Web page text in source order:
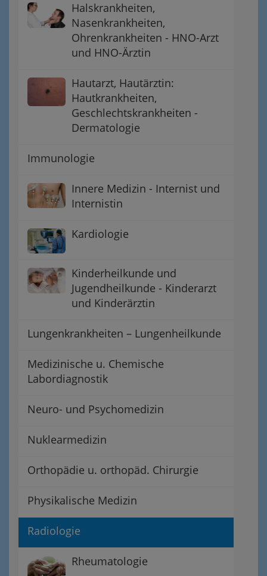
Halskrankheiten,
Nasenkrankheiten,
Ohrenkrankheiten - HNO-Arzt
und HNO-Ärztin
Hautarzt, Hautärztin:
Hautkrankheiten,
Geschlechtskrankheiten -
Dermatologie
Immunologie
Innere Medizin - Internist und
Internistin
Kardiologie
Kinderheilkunde und
Jugendheilkunde - Kinderarzt
und Kinderärztin
Lungenkrankheiten – Lungenheilkunde
Medizinische u. Chemische
Labordiagnostik
Neuro- und Psychomedizin
Nuklearmedizin
Orthopädie u. orthopäd. Chirurgie
Physikalische Medizin
Radiologie
Rheumatologie